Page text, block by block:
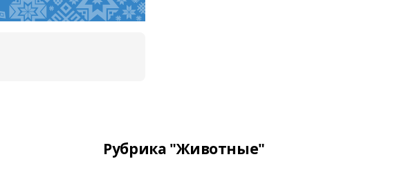
Рубрика "Животные"